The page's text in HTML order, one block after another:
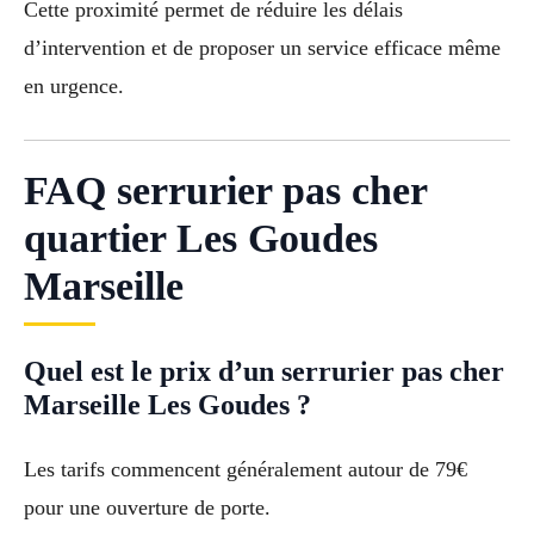
Cette proximité permet de réduire les délais
d’intervention et de proposer un service efficace même
en urgence.
FAQ serrurier pas cher
quartier Les Goudes
Marseille
Quel est le prix d’un serrurier pas cher
Marseille Les Goudes ?
Les tarifs commencent généralement autour de 79€
pour une ouverture de porte.